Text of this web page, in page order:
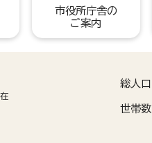
市役所庁舎の
ご案内
総人口
世帯数